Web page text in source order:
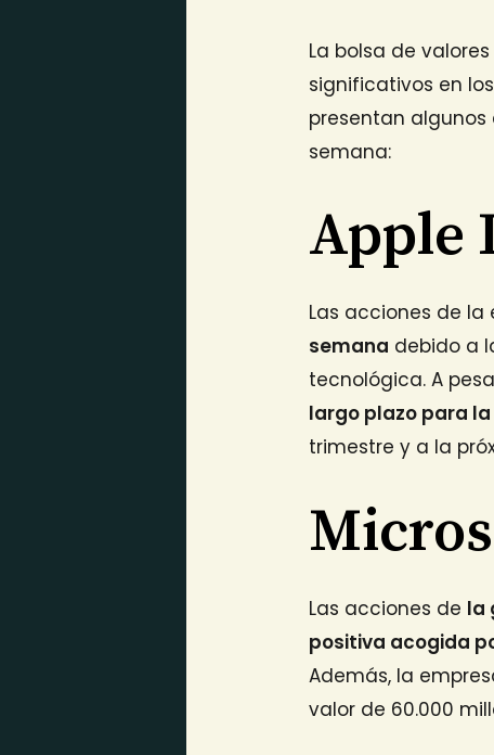
La bolsa de
significativos en
presentan algunos
semana:
Apple
Las acciones de
semana debido a
tecnológica. A
largo plazo para
trimestre y a la
Las acciones de la
positiva acogida
Además, la
valor de 60.000